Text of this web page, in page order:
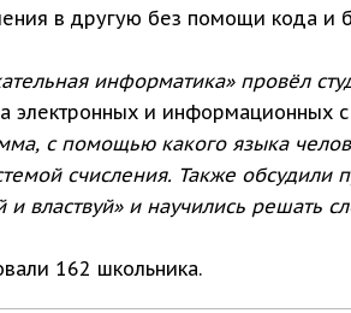
в другую без помощи кода и
информатика» провёл
электронных и информационных
с помощью какого языка
счисления. Также
и властвуй» и научились решать
162 школьника.